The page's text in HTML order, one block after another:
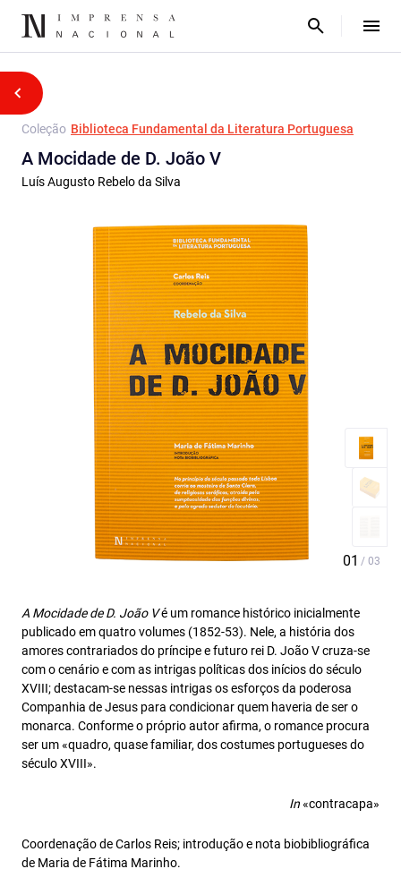
Coleção Biblioteca Fundamental da Literatura Portuguesa
A Mocidade de D. João V
Luís Augusto Rebelo da Silva
A Mocidade de D. João Vé um romance histórico inicialmente
publicado em quatro volumes (1852-53). Nele, a história dos
amores contrariados do príncipe e futuro rei D. João V cruza-se
com o cenário e com as intrigas políticas dos inícios do século
XVIII; destacam-se nessas intrigas os esforços da poderosa
Companhia de Jesus para condicionar quem haveria de ser o
monarca. Conforme o próprio autor afirma, o romance procura
ser um «quadro, quase familiar, dos costumes portugueses do
século XVIII».
In«contracapa»
Coordenação de Carlos Reis; introdução e nota biobibliográfica
de Maria de Fátima Marinho.